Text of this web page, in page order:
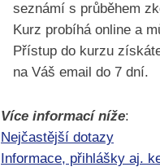
seznámí s průběhem
Kurz probíhá online a
Přístup do kurzu
na Váš email do 7 dní.
Více informací níže:
Nejčastější dotazy
Informace, přihlášky aj.